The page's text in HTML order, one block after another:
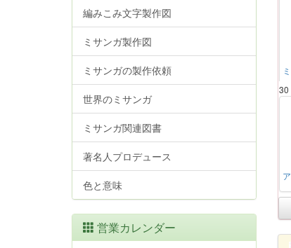
30
編みこみ文字製作図
ミサンガ製作図
ミサンガの製作依頼
世界のミサンガ
ミサンガ関連図書
著名人プロデュース
色と意味
営業カレンダー